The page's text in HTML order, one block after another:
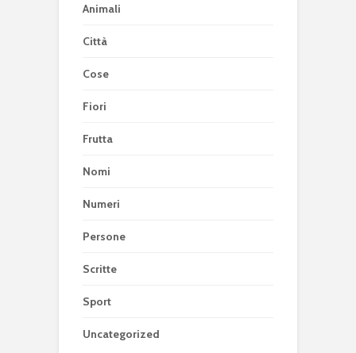
Animali
Città
Cose
Fiori
Frutta
Nomi
Numeri
Persone
Scritte
Sport
Uncategorized